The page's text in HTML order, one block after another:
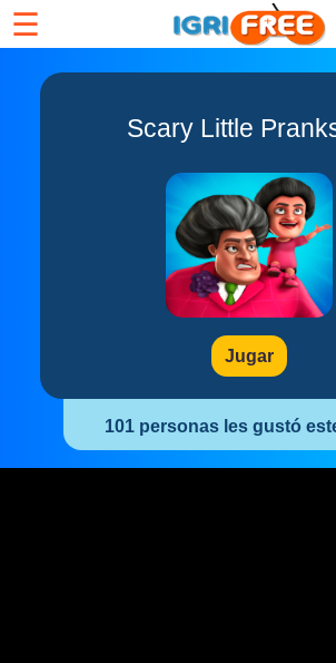
☰
Scary Little
Jugar
101 personas les gustó